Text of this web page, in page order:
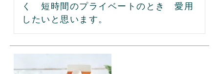
く　短時間のプライベートのとき　愛用